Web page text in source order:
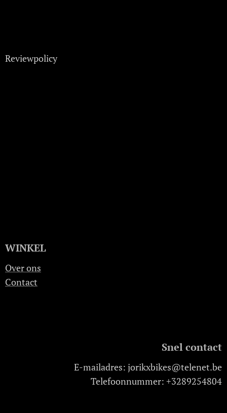
Reviewpolicy
WINKEL
Over ons
Contact
Snel contact
E-mailadres: jorikxbikes@telenet.be
Telefoonnummer: +3289254804